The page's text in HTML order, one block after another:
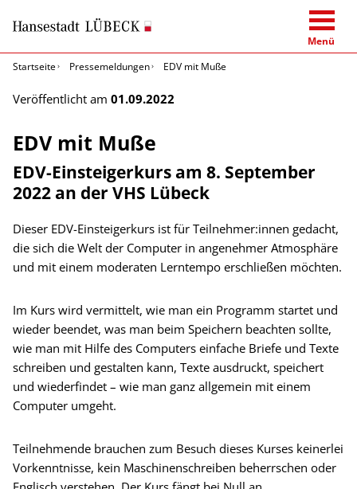
Menü
Startseite
Pressemeldungen EDV mit Muße
Veröffentlicht am 01.09.2022
EDV mit Muße
EDV-Einsteigerkurs am 8. September
2022 an der VHS Lübeck
Dieser EDV-Einsteigerkurs ist für Teilnehmer:innen gedacht,
die sich die Welt der Computer in angenehmer Atmosphäre
und mit einem moderaten Lerntempo erschließen möchten.
Im Kurs wird vermittelt, wie man ein Programm startet und
wieder beendet, was man beim Speichern beachten sollte,
wie man mit Hilfe des Computers einfache Briefe und Texte
schreiben und gestalten kann, Texte ausdruckt, speichert
und wiederfindet – wie man ganz allgemein mit einem
Computer umgeht.
Teilnehmende brauchen zum Besuch dieses Kurses keinerlei
Vorkenntnisse, kein Maschinenschreiben beherrschen oder